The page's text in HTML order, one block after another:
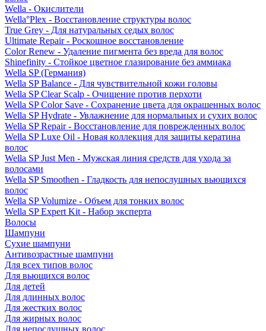
Wella - Окислители
Wella°Plex - Восстановление структуры волос
True Grey - Для натуральных седых волос
Ultimate Repair - Роскошное восстановление
Color Renew - Удаление пигмента без вреда для волос
Shinefinity - Стойкое цветное глазирование без аммиака
Wella SP (Германия)
Wella SP Balance - Для чувствительной кожи головы
Wella SP Clear Scalp - Очищение против перхоти
Wella SP Color Save - Сохранение цвета для окрашенных волос
Wella SP Hydrate - Увлажнение для нормальных и сухих волос
Wella SP Repair - Восстановление для поврежденных волос
Wella SP Luxe Oil - Новая коллекция для защиты кератина
волос
Wella SP Just Men - Мужская линия средств для ухода за
волосами
Wella SP Smoothen - Гладкость для непослушных вьющихся
волос
Wella SP Volumize - Объем для тонких волос
Wella SP Expert Kit - Набор эксперта
Волосы
Шампуни
Сухие шампуни
Антивозрастные шампуни
Для всех типов волос
Для вьющихся волос
Для детей
Для длинных волос
Для жестких волос
Для жирных волос
Для непослушных волос